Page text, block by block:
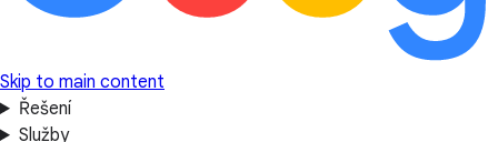
Skip to main content
Řešení
Služby